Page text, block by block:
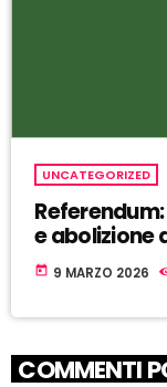
UNCATEGORIZED
e abolizione
today 9 MARZO 2026
COMMENTI